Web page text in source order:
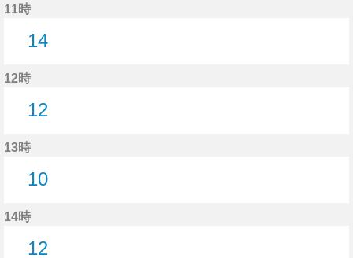
11時
14
12時
12
13時
10
14時
12